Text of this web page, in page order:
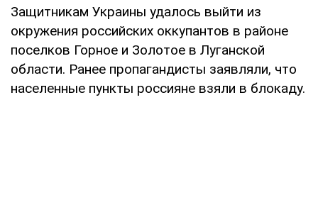
Защитникам Украины удалось выйти из
окружения российских оккупантов в районе
поселков Горное и Золотое в Луганской
области. Ранее пропагандисты заявляли, что
населенные пункты россияне взяли в блокаду.